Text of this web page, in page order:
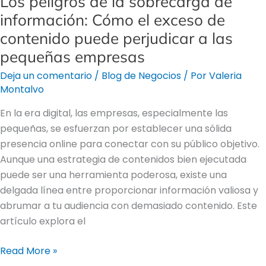
información: Cómo el exceso de
contenido puede perjudicar a las
pequeñas empresas
Deja un comentario / Blog de Negocios / PorValeria
Montalvo
En la era digital, las empresas, especialmente las
pequeñas, se esfuerzan por establecer una sólida
presencia online para conectar con su público objetivo.
Aunque una estrategia de contenidos bien ejecutada
puede ser una herramienta poderosa, existe una
delgada línea entre proporcionar información valiosa y
abrumar a tu audiencia con demasiado contenido. Este
artículo explora el
perjudicar
a
las
pequeñas
empresas
Read More »